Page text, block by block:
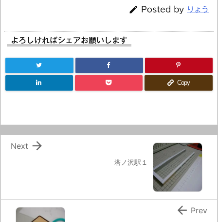
 Posted by りょう
よろしければシェアお願いします
Copy
塔ノ沢駅１

Next
 Prev